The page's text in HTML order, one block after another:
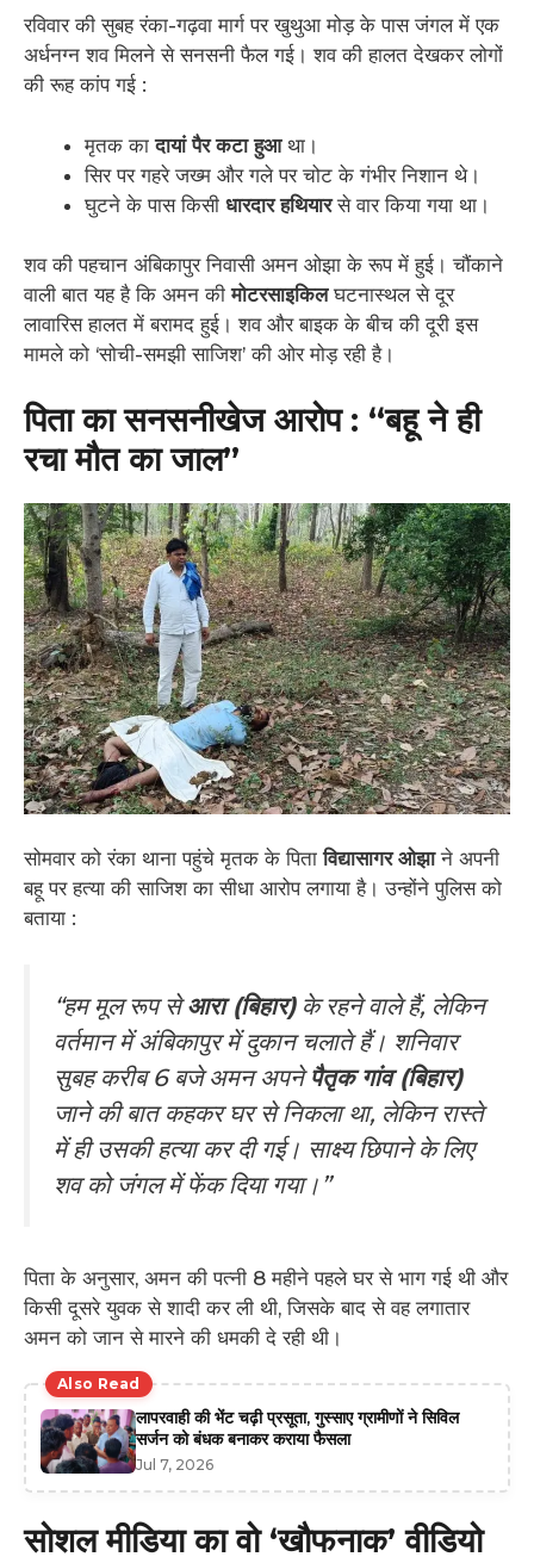
रविवार की सुबह रंका-गढ़वा मार्ग पर खुथुआ मोड़ के पास जंगल में एक
अर्धनग्न शव मिलने से सनसनी फैल गई। शव की हालत देखकर लोगों
की रूह कांप गई :
मृतक कादायां पैर कटा हुआथा।
सिर पर गहरे जख्म और गले पर चोट के गंभीर निशान थे।
घुटने के पास किसी धारदार हथियारसे वार किया गया था।
शव की पहचान अंबिकापुर निवासी अमन ओझा के रूप में हुई। चौंकाने
वाली बात यह है कि अमन कीमोटरसाइकिलघटनास्थल से दूर
लावारिस हालत में बरामद हुई। शव और बाइक के बीच की दूरी इस
मामले को ‘सोची-समझी साजिश’ की ओर मोड़ रही है।
पिता का सनसनीखेज आरोप : “बहू ने ही
रचा मौत का जाल”
सोमवार को रंका थाना पहुंचे मृतक के पिताविद्यासागर ओझाने अपनी
बहू पर हत्या की साजिश का सीधा आरोप लगाया है। उन्होंने पुलिस को
बताया :
“हम मूल रूप सेआरा (बिहार)के रहने वाले हैं, लेकिन
वर्तमान में अंबिकापुर में दुकान चलाते हैं। शनिवार
सुबह करीब 6 बजे अमन अपनेपैतृक गांव (बिहार)
जाने की बात कहकर घर से निकला था, लेकिन रास्ते
में ही उसकी हत्या कर दी गई। साक्ष्य छिपाने के लिए
शव को जंगल में फेंक दिया गया।”
पिता के अनुसार, अमन की पत्नी 8 महीने पहले घर से भाग गई थी और
किसी दूसरे युवक से शादी कर ली थी, जिसके बाद से वह लगातार
अमन को जान से मारने की धमकी दे रही थी।
Also Read
लापरवाही की भेंट चढ़ी प्रसूता, गुस्साए ग्रामीणों ने सिविल
सर्जन को बंधक बनाकर कराया फैसला
Jul 7, 2026
सोशल मीडिया का वो ‘खौफनाक’ वीडियो